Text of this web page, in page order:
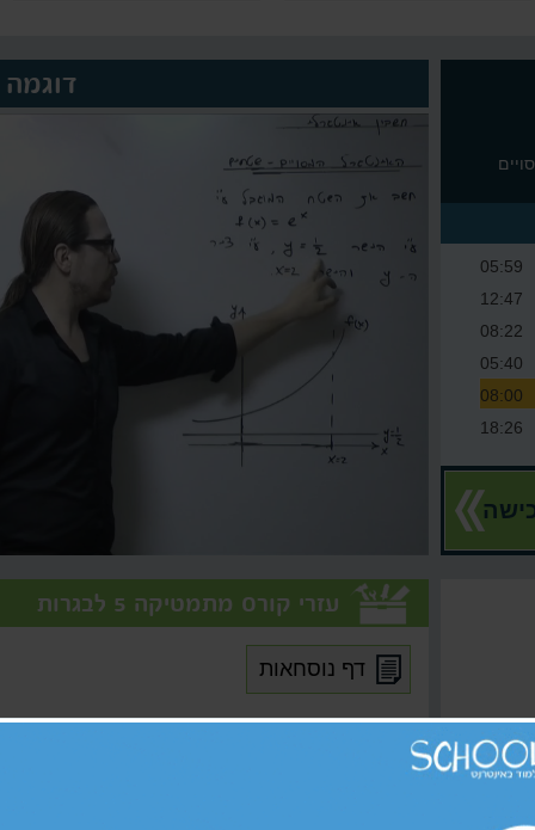
דוגמה
05:59
12:47
08:22
05:40
08:00
18:26
11:08
09:12
15:23
עזרי קורס מתמטיקה 5 לבגרות
דף נוסחאות